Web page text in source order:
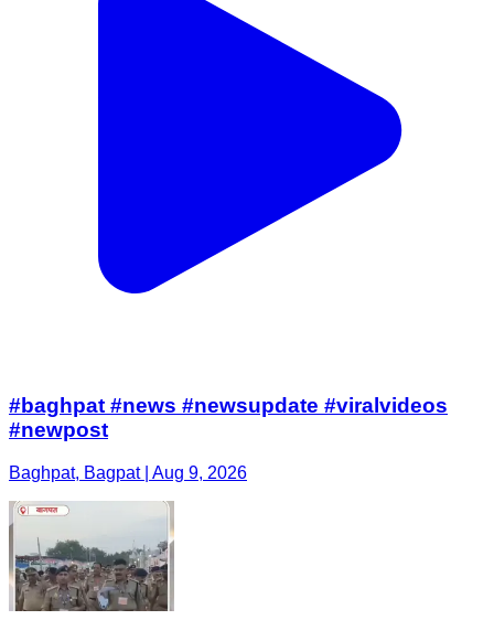
#baghpat #news #newsupdate #viralvideos
#newpost
Baghpat, Bagpat | Aug 9, 2026